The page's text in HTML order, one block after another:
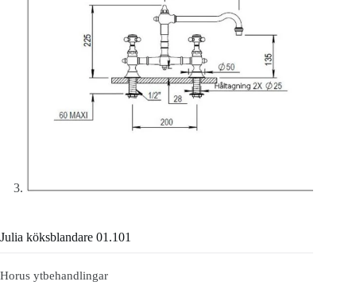
Julia köksblandare 01.101
Horus ytbehandlingar